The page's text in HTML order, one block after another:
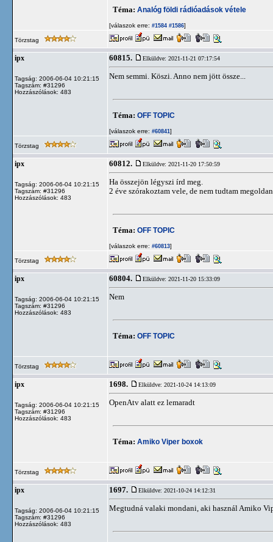
Téma: Analóg földi rádióadások vétele
[válaszok erre: #1584 #1586]
Törzstag
ipx
Tagság: 2006-06-04 10:21:15
Tagszám: #31296
Hozzászólások: 483
60815. Elküldve: 2021-11-21 07:17:54
Nem semmi. Köszi. Anno nem jött össze...
Téma: OFF TOPIC
[válaszok erre: #60841]
Törzstag
ipx
Tagság: 2006-06-04 10:21:15
Tagszám: #31296
Hozzászólások: 483
60812. Elküldve: 2021-11-20 17:50:59
Ha összejön légyszi írd meg.
2 éve szórakoztam vele, de nem tudtam
Téma: OFF TOPIC
[válaszok erre: #60813]
Törzstag
ipx
Tagság: 2006-06-04 10:21:15
Tagszám: #31296
Hozzászólások: 483
60804. Elküldve: 2021-11-20 15:33:09
Nem
Téma: OFF TOPIC
Törzstag
ipx
Tagság: 2006-06-04 10:21:15
Tagszám: #31296
Hozzászólások: 483
1698. Elküldve: 2021-10-24 14:13:09
OpenAtv alatt ez lemaradt
Téma: Amiko Viper boxok
Törzstag
ipx
Tagság: 2006-06-04 10:21:15
Tagszám: #31296
Hozzászólások: 483
1697. Elküldve: 2021-10-24 14:12:31
Megtudná valaki mondani, aki használ Amiko